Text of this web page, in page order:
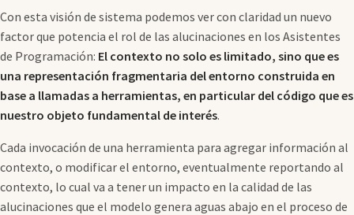
Con esta visión de sistema podemos ver con claridad un nuevo
factor que potencia el rol de las alucinaciones en los Asistentes
de Programación: El contexto no solo es limitado, sino que es
una representación fragmentaria del entorno construida en
base a llamadas a herramientas, en particular del código que es
nuestro objeto fundamental de interés.
Cada invocación de una herramienta para agregar información al
contexto, o modificar el entorno, eventualmente reportando al
contexto, lo cual va a tener un impacto en la calidad de las
alucinaciones que el modelo genera aguas abajo en el proceso de